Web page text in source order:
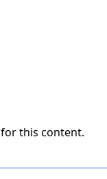
this content.